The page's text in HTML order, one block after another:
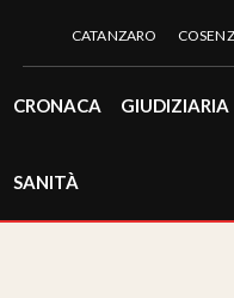
CATANZARO
CRONACA GIUDIZIARIA
SANITÀ